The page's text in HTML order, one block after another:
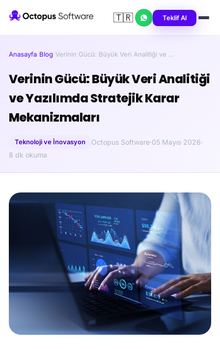
🇹🇷 Teklif Al
Anasayfa/Blog/Verinin Gücü: Büyük Veri Analitiği ve …
Verinin Gücü: Büyük Veri Analitiği
ve Yazılımda Stratejik Karar
Mekanizmaları
Teknoloji ve İnovasyon Octopus Software·05 Mayıs 2026·
8 dk okuma